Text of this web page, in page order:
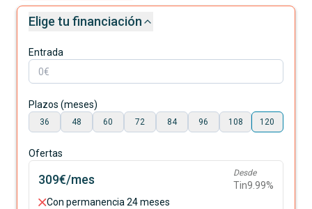
Elige tu financiación
Entrada
Plazos (meses)
36 48 60 72 84 96 108 120
Ofertas
309€/mes Desde
Tin9.99%
Con permanencia 24 meses